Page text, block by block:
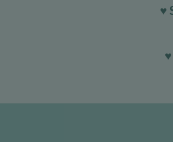
♥